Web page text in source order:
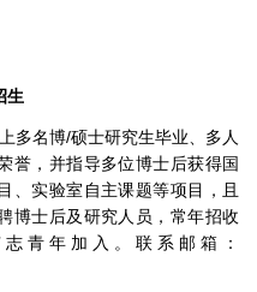
生
多名博/硕士研究生毕业、多人
誉，并指导多位博士后获得国
、实验室自主课题等项目，且
博士后及研究人员，常年招收
青年加入。联系邮箱：